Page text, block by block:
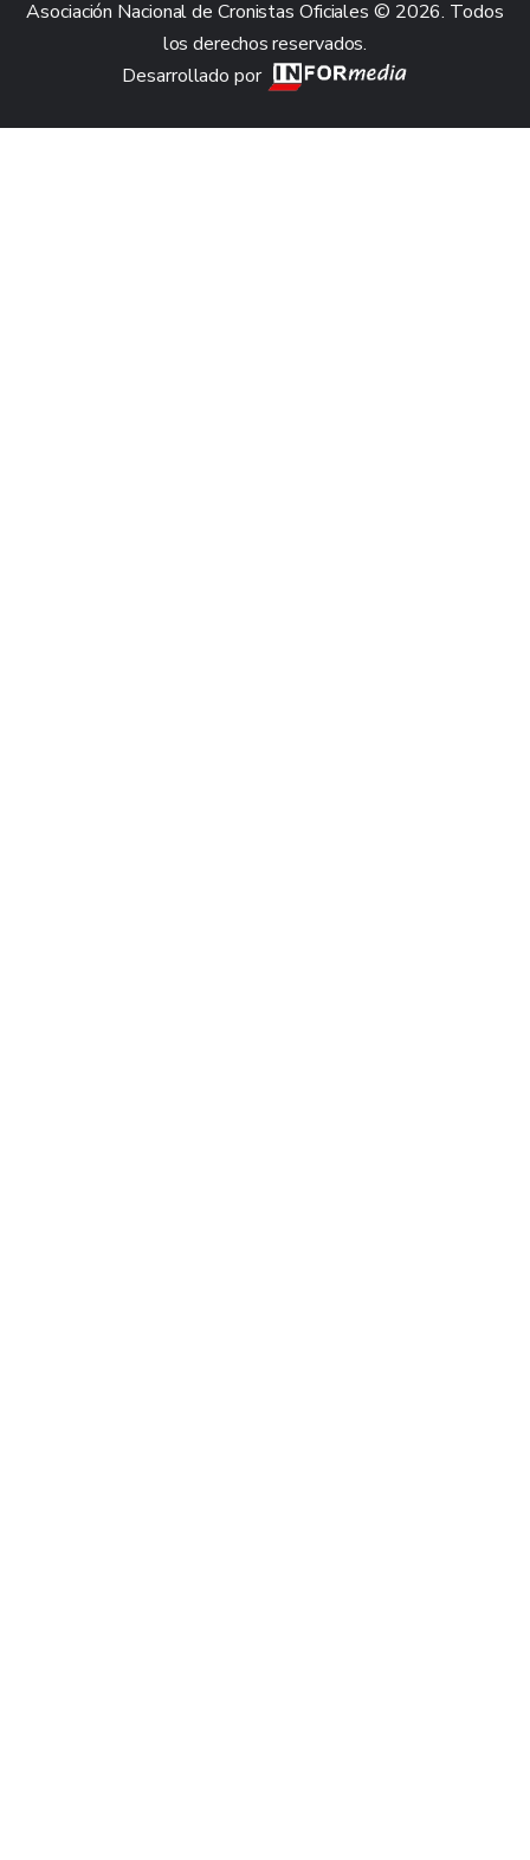
Asociación Nacional de Cronistas Oficiales © 2026. Todos
los derechos reservados.
Desarrollado por